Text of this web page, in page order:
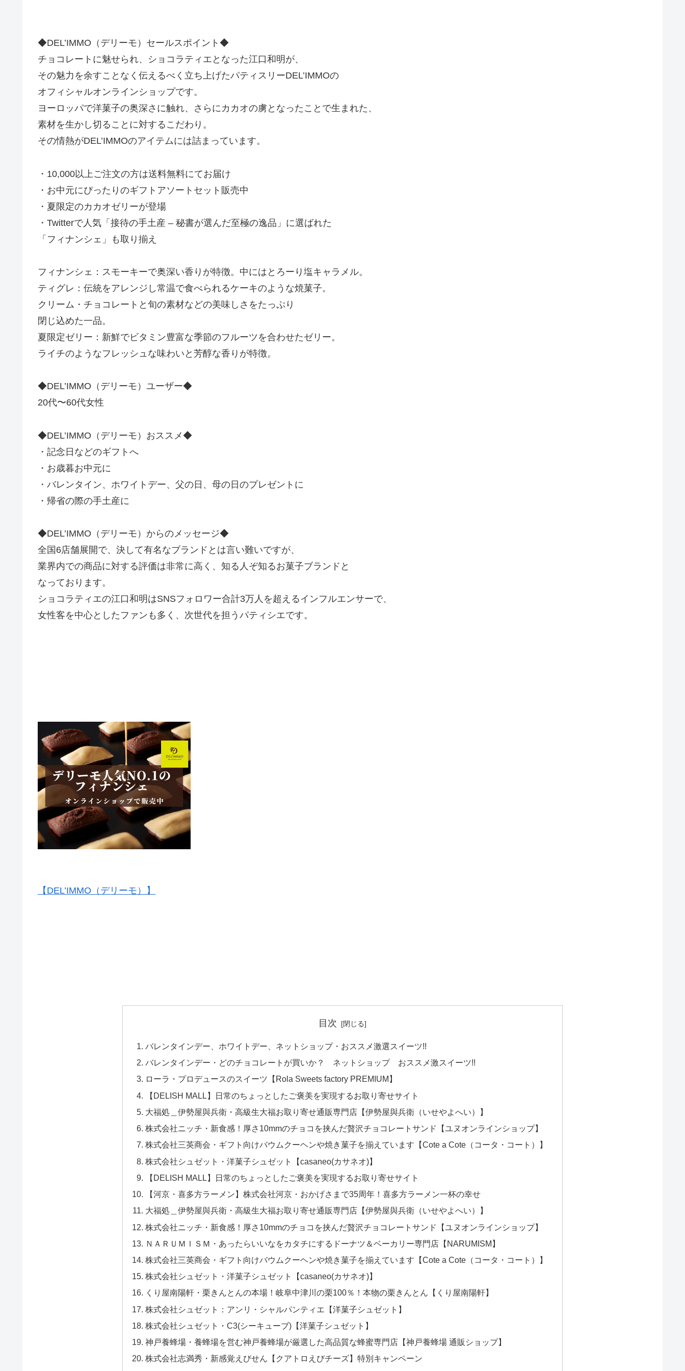
◆DEL’IMMO（デリーモ）セールスポイント◆
チョコレートに魅せられ、ショコラティエとなった江口和明が、
その魅力を余すことなく伝えるべく立ち上げたパティスリーDEL’IMMOの
オフィシャルオンラインショップです。
ヨーロッパで洋菓子の奥深さに触れ、さらにカカオの虜となったことで生まれた、
素材を生かし切ることに対するこだわり。
その情熱がDEL’IMMOのアイテムには詰まっています。
・10,000以上ご注文の方は送料無料にてお届け
・お中元にぴったりのギフトアソートセット販売中
・夏限定のカカオゼリーが登場
・Twitterで人気「接待の手土産 – 秘書が選んだ至極の逸品」に選ばれた
「フィナンシェ」も取り揃え
フィナンシェ：スモーキーで奥深い香りが特徴。中にはとろーり塩キャラメル。
ティグレ：伝統をアレンジし常温で食べられるケーキのような焼菓子。
クリーム・チョコレートと旬の素材などの美味しさをたっぷり
閉じ込めた一品。
夏限定ゼリー：新鮮でビタミン豊富な季節のフルーツを合わせたゼリー。
ライチのようなフレッシュな味わいと芳醇な香りが特徴。
◆DEL’IMMO（デリーモ）ユーザー◆
20代〜60代女性
◆DEL’IMMO（デリーモ）おススメ◆
・記念日などのギフトへ
・お歳暮お中元に
・バレンタイン、ホワイトデー、父の日、母の日のプレゼントに
・帰省の際の手土産に
◆DEL’IMMO（デリーモ）からのメッセージ◆
全国6店舗展開で、決して有名なブランドとは言い難いですが、
業界内での商品に対する評価は非常に高く、知る人ぞ知るお菓子ブランドと
なっております。
ショコラティエの江口和明はSNSフォロワー合計3万人を超えるインフルエンサーで、
女性客を中心としたファンも多く、次世代を担うパティシエです。
【DEL’IMMO（デリーモ）】
目次
バレンタインデー、ホワイトデー、ネットショップ・おススメ激選スイーツ!!
バレンタインデー・どのチョコレートが買いか？ ネットショップ おススメ激スイーツ!!
ローラ・プロデュースのスイーツ【Rola Sweets factory PREMIUM】
【DELISH MALL】日常のちょっとしたご褒美を実現するお取り寄せサイト
大福処＿伊勢屋與兵衛・高級生大福お取り寄せ通販専門店【伊勢屋與兵衛（いせやよへい）】
株式会社ニッチ・新食感！厚さ10mmのチョコを挟んだ贅沢チョコレートサンド【ユヌオンラインショップ】
株式会社三英商会・ギフト向けバウムクーヘンや焼き菓子を揃えています【Cote a Cote（コータ・コート）】
株式会社シュゼット・洋菓子シュゼット【casaneo(カサネオ)】
【DELISH MALL】日常のちょっとしたご褒美を実現するお取り寄せサイト
【河京・喜多方ラーメン】株式会社河京・おかげさまで35周年！喜多方ラーメン一杯の幸せ
大福処＿伊勢屋與兵衛・高級生大福お取り寄せ通販専門店【伊勢屋與兵衛（いせやよへい）】
株式会社ニッチ・新食感！厚さ10mmのチョコを挟んだ贅沢チョコレートサンド【ユヌオンラインショップ】
ＮＡＲＵＭＩＳＭ・あったらいいなをカタチにするドーナツ＆ベーカリー専門店【NARUMISM】
株式会社三英商会・ギフト向けバウムクーヘンや焼き菓子を揃えています【Cote a Cote（コータ・コート）】
株式会社シュゼット・洋菓子シュゼット【casaneo(カサネオ)】
くり屋南陽軒・栗きんとんの本場！岐阜中津川の栗100％！本物の栗きんとん【くり屋南陽軒】
株式会社シュゼット：アンリ・シャルパンティエ【洋菓子シュゼット】
株式会社シュゼット・C3(シーキューブ)【洋菓子シュゼット】
神戸養蜂場・養蜂場を営む神戸養蜂場が厳選した高品質な蜂蜜専門店【神戸養蜂場 通販ショップ】
株式会社志満秀・新感覚えびせん【クアトロえびチーズ】特別キャンペーン